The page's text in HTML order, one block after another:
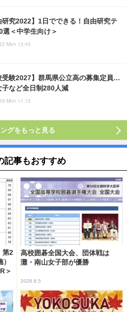
研究2022】1日でできる！自由研究テ
選＜中学生向け＞
Mon 12:45
受験2027】群馬県公立高の募集定員…
子など全日制280人減
Mon 11:15
グをもっと見る
記事もおすすめ
第2
＞
高校囲碁全国大会、団体戦は
灘・南山女子部が優勝
2026.8.5